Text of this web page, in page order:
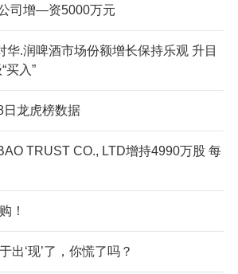
司增—资5000万元
华.润啤酒市场份额增长保持乐观 升目
买入”
龙虎榜数据
TRUST CO., LTD增持4990万股 每
！
出‘现’了，你慌了吗？